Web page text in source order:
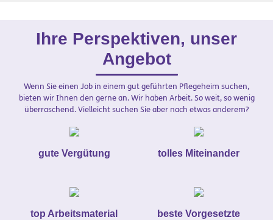
Ihre Perspektiven, unser
Angebot
Wenn Sie einen Job in einem gut geführten Pflegeheim suchen,
bieten wir Ihnen den gerne an. Wir haben Arbeit. So weit, so wenig
überraschend. Vielleicht suchen Sie aber nach etwas anderem?
gute Vergütung tolles Miteinander
top Arbeitsmaterial beste Vorgesetzte